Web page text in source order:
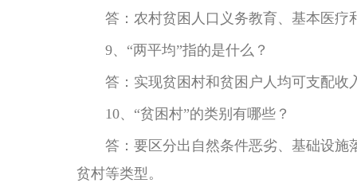
答：农村贫困人口义务教育、基本医疗
9、“两平均”指的是什么？
答：实现贫困村和贫困户人均可支配
10、“贫困村”的类别有哪些？
答：要区分出自然条件恶劣、基础设
贫村等类型。